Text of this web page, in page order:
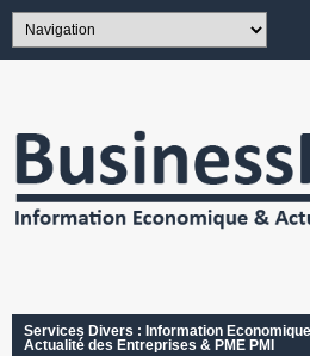
Services Divers : Information
Actualité des Entreprises & PME PMI